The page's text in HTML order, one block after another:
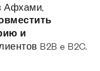
Афхами,
и
B2B e B2C.